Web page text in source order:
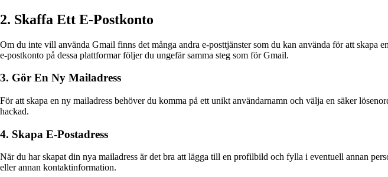
2. Skaffa Ett E-Postkonto
Om du inte vill använda Gmail finns det många andra e-posttjänster som du kan använda för att
e-postkonto på dessa plattformar följer du ungefär samma steg som för Gmail.
3. Gör En Ny Mailadress
För att skapa en ny mailadress behöver du komma på ett unikt användarnamn och välja en säker
hackad.
4. Skapa E-Postadress
När du har skapat din nya mailadress är det bra att lägga till en profilbild och fylla i eventuell annan
eller annan kontaktinformation.